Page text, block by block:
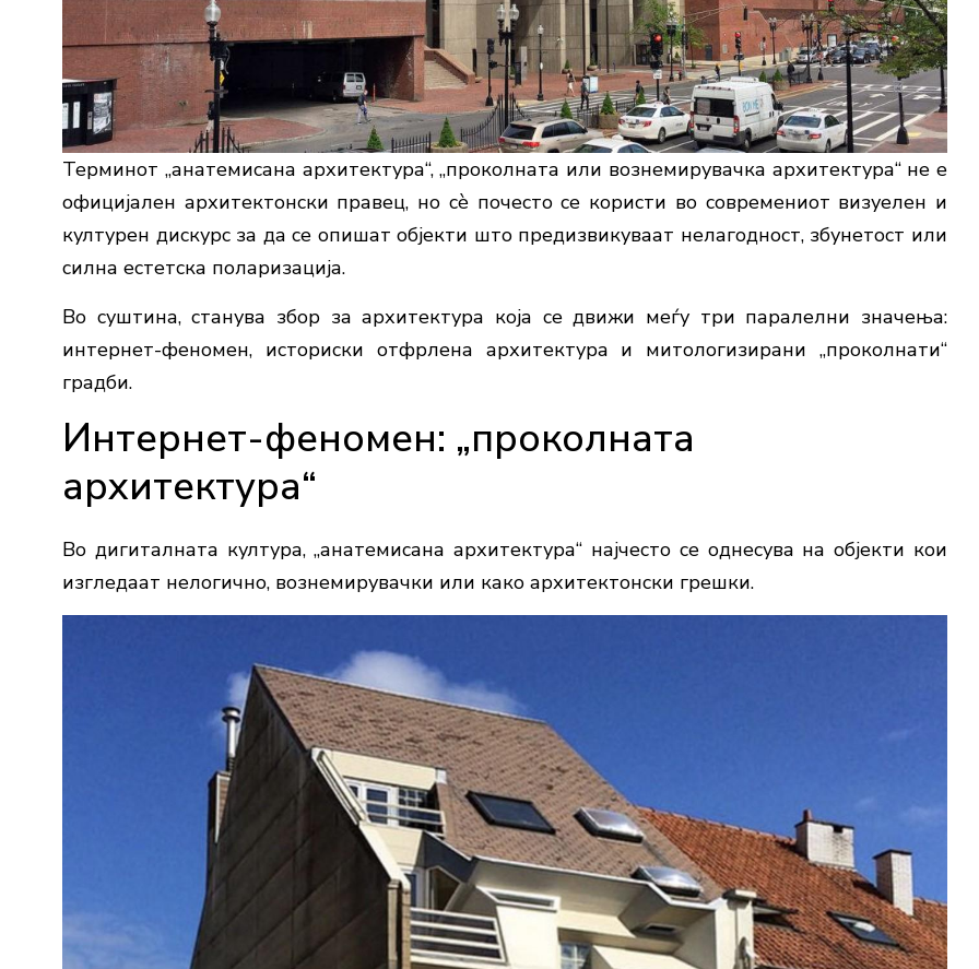
Терминот „анатемисана архитектура“, „проколната или вознемирувачка архитектура“ не е
официјален архитектонски правец, но сè почесто се користи во современиот визуелен и
културен дискурс за да се опишат објекти што предизвикуваат нелагодност, збунетост или
силна естетска поларизација.
Во суштина, станува збор за архитектура која се движи меѓу три паралелни значења:
интернет-феномен, историски отфрлена архитектура и митологизирани „проколнати“
градби.
Интернет-феномен: „проколната
архитектура“
Во дигиталната култура, „анатемисана архитектура“ најчесто се однесува на објекти кои
изгледаат нелогично, вознемирувачки или како архитектонски грешки.